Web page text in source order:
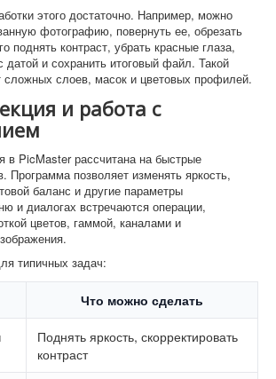
этого достаточно. Например, можно
фотографию, повернуть ее, обрезать
поднять контраст, убрать красные глаза,
датой и сохранить итоговый файл. Такой
сложных слоев, масок и цветовых профилей.
и работа с
в PicMaster рассчитана на быстрые
Программа позволяет изменять яркость,
баланс и другие параметры
и диалогах встречаются операции,
цветов, гаммой, каналами и
типичных задач:
Что можно сделать
Поднять яркость, скорректировать
контраст